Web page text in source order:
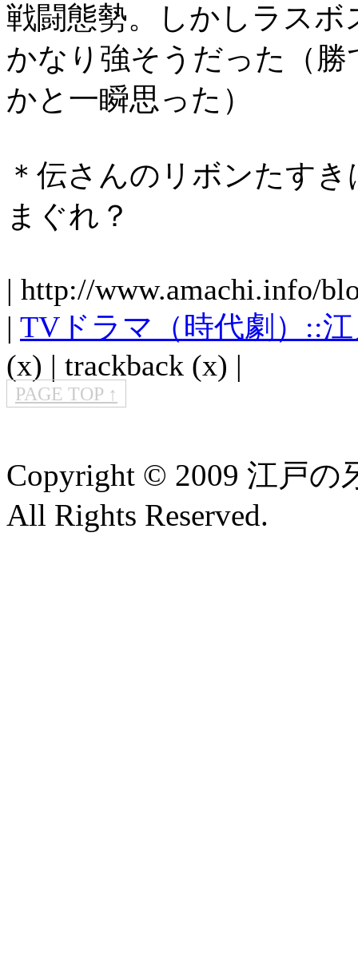
戦闘態勢。しかしラス
かなり強そうだった（
かと一瞬思った）
＊伝さんのリボンたす
まぐれ？
| http://www.amachi.info/
| TVドラマ（時代劇）::
(x) | trackback (x) |
PAGE TOP ↑
Copyright © 2009 江戸の
All Rights Reserved.